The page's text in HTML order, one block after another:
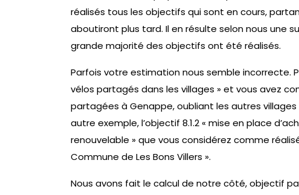
réalisés tous les objectifs qui sont en cours,
aboutiront plus tard. Il en résulte selon nous une
grande majorité des objectifs ont été réalisés.
Parfois votre estimation nous semble incorrecte.
vélos partagés dans les villages » et vous avez
partagées à Genappe, oubliant les autres
autre exemple, l’objectif 8.1.2 « mise en place
renouvelable » que vous considérez comme
Commune de Les Bons Villers ».
Nous avons fait le calcul de notre côté, objectif